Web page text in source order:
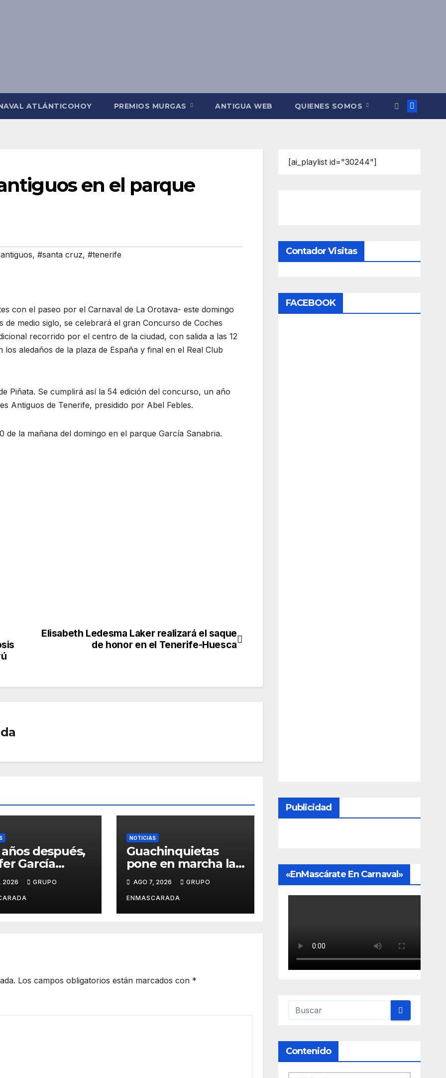
ATLÁNTICOHOY PREMIOS MURGAS ANTIGUA WEB QUIENES SOMOS
en el parque
, #santa cruz, #tenerife
con el paseo por el Carnaval de La Orotava- este domingo
de medio siglo, se celebrará el gran Concurso de Coches
recorrido por el centro de la ciudad, con salida a las 12
aledaños de la plaza de España y final en el Real Club
Piñata. Se cumplirá así la 54 edición del concurso, un año
Antiguos de Tenerife, presidido por Abel Febles.
de la mañana del domingo en el parque García Sanabria.
Elisabeth Ledesma Laker realizará el saque
de honor en el Tenerife-Huesca
después,
García
su sueño
en el
de
de
2026 GRUPO
NOTICIAS
Guachinquietas
pone en marcha la
creación de su
repertorio para el
Carnaval 2027
AGO 7, 2026 GRUPO
ENMASCARADA
Los campos obligatorios están marcados con *
[ai_playlist id="30244"]
Contador Visitas
FACEBOOK
Publicidad
«EnMascárate En Carnaval»
Contenido